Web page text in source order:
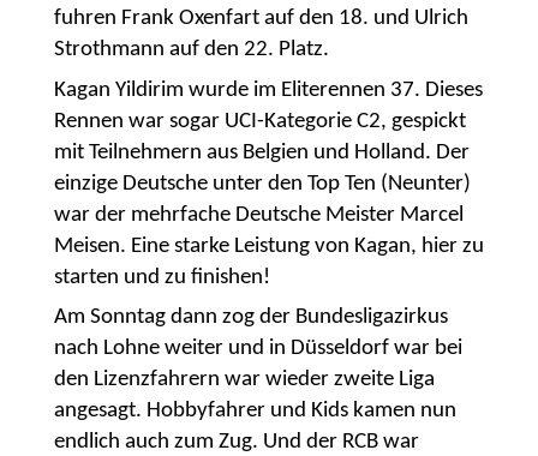
fuhren Frank Oxenfart auf den 18. und Ulrich
Strothmann auf den 22. Platz.
Kagan Yildirim wurde im Eliterennen 37. Dieses
Rennen war sogar UCI-Kategorie C2, gespickt
mit Teilnehmern aus Belgien und Holland. Der
einzige Deutsche unter den Top Ten (Neunter)
war der mehrfache Deutsche Meister Marcel
Meisen. Eine starke Leistung von Kagan, hier zu
starten und zu finishen!
Am Sonntag dann zog der Bundesligazirkus
nach Lohne weiter und in Düsseldorf war bei
den Lizenzfahrern war wieder zweite Liga
angesagt. Hobbyfahrer und Kids kamen nun
endlich auch zum Zug. Und der RCB war